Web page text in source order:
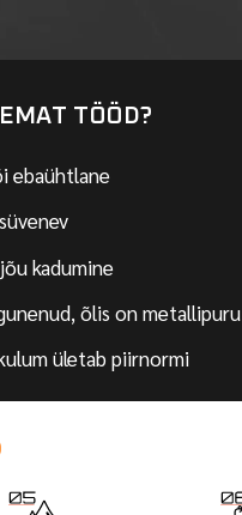
TÖÖD?
ebaühtlane
kadumine
õlis on metallipuru
ületab piirnormi